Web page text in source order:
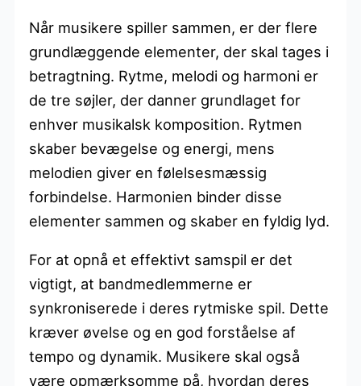
Når musikere spiller sammen, er der flere
grundlæggende elementer, der skal tages i
betragtning. Rytme, melodi og harmoni er
de tre søjler, der danner grundlaget for
enhver musikalsk komposition. Rytmen
skaber bevægelse og energi, mens
melodien giver en følelsesmæssig
forbindelse. Harmonien binder disse
elementer sammen og skaber en fyldig lyd.
For at opnå et effektivt samspil er det
vigtigt, at bandmedlemmerne er
synkroniserede i deres rytmiske spil. Dette
kræver øvelse og en god forståelse af
tempo og dynamik. Musikere skal også
være opmærksomme på, hvordan deres